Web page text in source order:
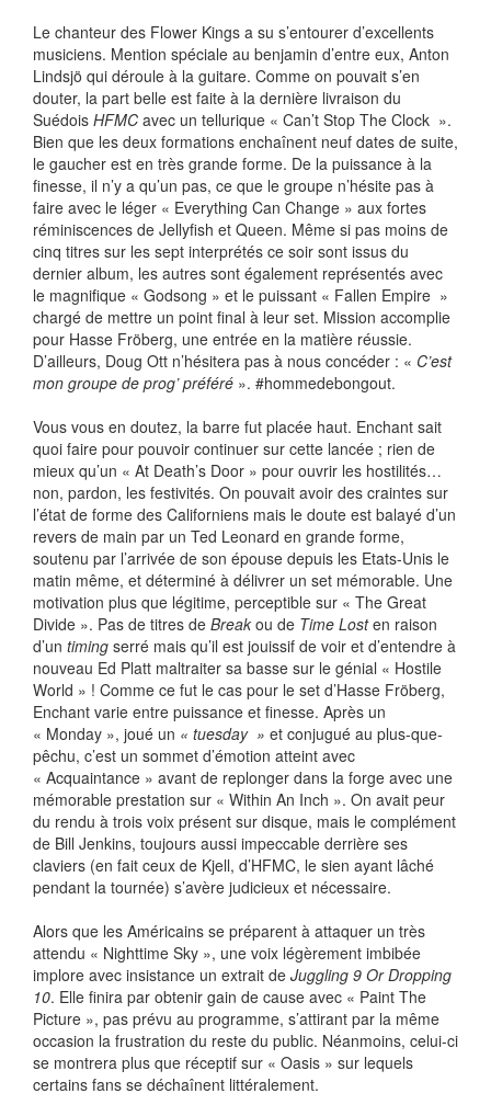
Le chanteur des Flower Kings a su s’entourer d’excellents
musiciens. Mention spéciale au benjamin d’entre eux, Anton
Lindsjö qui déroule à la guitare. Comme on pouvait s’en
douter, la part belle est faite à la dernière livraison du
Suédois HFMC avec un tellurique « Can’t Stop The Clock ».
Bien que les deux formations enchaînent neuf dates de suite,
le gaucher est en très grande forme. De la puissance à la
finesse, il n’y a qu’un pas, ce que le groupe n’hésite pas à
faire avec le léger « Everything Can Change » aux fortes
réminiscences de Jellyfish et Queen. Même si pas moins de
cinq titres sur les sept interprétés ce soir sont issus du
dernier album, les autres sont également représentés avec
le magnifique « Godsong » et le puissant « Fallen Empire »
chargé de mettre un point final à leur set. Mission accomplie
pour Hasse Fröberg, une entrée en la matière réussie.
D’ailleurs, Doug Ott n’hésitera pas à nous concéder : « C’est
mon groupe de prog’ préféré ». #hommedebongout.
Vous vous en doutez, la barre fut placée haut. Enchant sait
quoi faire pour pouvoir continuer sur cette lancée ; rien de
mieux qu’un « At Death’s Door » pour ouvrir les hostilités…
non, pardon, les festivités. On pouvait avoir des craintes sur
l’état de forme des Californiens mais le doute est balayé d’un
revers de main par un Ted Leonard en grande forme,
soutenu par l’arrivée de son épouse depuis les Etats-Unis le
matin même, et déterminé à délivrer un set mémorable. Une
motivation plus que légitime, perceptible sur « The Great
Divide ». Pas de titres de Break ou de Time Losten raison
d’un timing serré mais qu’il est jouissif de voir et d’entendre à
nouveau Ed Platt maltraiter sa basse sur le génial « Hostile
World » ! Comme ce fut le cas pour le set d’Hasse Fröberg,
Enchant varie entre puissance et finesse. Après un
« Monday », joué un « tuesday » et conjugué au plus-que-
pêchu, c’est un sommet d’émotion atteint avec
« Acquaintance » avant de replonger dans la forge avec une
mémorable prestation sur « Within An Inch ». On avait peur
du rendu à trois voix présent sur disque, mais le complément
de Bill Jenkins, toujours aussi impeccable derrière ses
claviers (en fait ceux de Kjell, d’HFMC, le sien ayant lâché
pendant la tournée) s’avère judicieux et nécessaire.
Alors que les Américains se préparent à attaquer un très
attendu « Nighttime Sky », une voix légèrement imbibée
implore avec insistance un extrait de Juggling 9 Or Dropping
10. Elle finira par obtenir gain de cause avec « Paint The
Picture », pas prévu au programme, s’attirant par la même
occasion la frustration du reste du public. Néanmoins, celui-ci
se montrera plus que réceptif sur « Oasis » sur lequels
certains fans se déchaînent littéralement.